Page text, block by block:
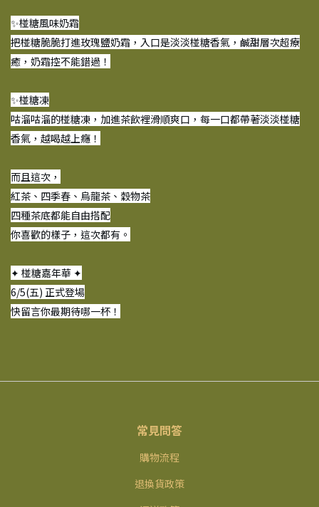
✨椪糖風味奶霜
把椪糖脆脆打進玫瑰鹽奶霜，入口是淡淡椪糖香氣，鹹甜層次超療
癒，奶霜控不能錯過！
✨椪糖凍
咕溜咕溜的椪糖凍，加進茶飲裡滑順爽口，每一口都帶著淡淡椪糖
香氣，越喝越上癮！
而且這次，
紅茶、四季春、烏龍茶、穀物茶
四種茶底都能自由搭配
你喜歡的樣子，這次都有。
✦ 椪糖嘉年華 ✦
6/5(五) 正式登場
快留言你最期待哪一杯！
常見問答
購物流程
退換貨政策